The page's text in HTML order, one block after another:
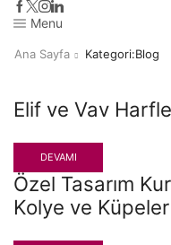
Menu
Ana Sayfa Kategori:Blog
Elif ve Vav
DEVAMI
Özel Tasarım
Kolye ve Küpeler